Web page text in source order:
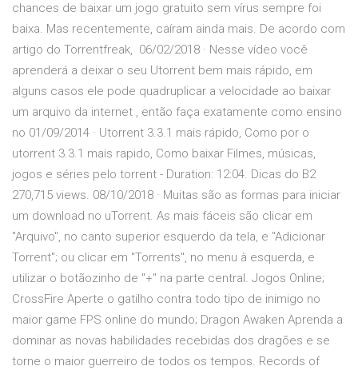
chances de baixar um jogo gratuito sem vírus sempre foi
baixa. Mas recentemente, caíram ainda mais. De acordo com
artigo do Torrentfreak, 06/02/2018 · Nesse vídeo você
aprenderá a deixar o seu Utorrent bem mais rápido, em
alguns casos ele pode quadruplicar a velocidade ao baixar
um arquivo da internet , então faça exatamente como ensino
no 01/09/2014 · Utorrent 3.3.1 mais rápido, Como por o
utorrent 3.3.1 mais rapido, Como baixar Filmes, músicas,
jogos e séries pelo torrent - Duration: 12:04. Dicas do B2
270,715 views. 08/10/2018 · Muitas são as formas para iniciar
um download no uTorrent. As mais fáceis são clicar em
"Arquivo", no canto superior esquerdo da tela, e "Adicionar
Torrent"; ou clicar em "Torrents", no menu à esquerda, e
utilizar o botãozinho de "+" na parte central. Jogos Online;
CrossFire Aperte o gatilho contra todo tipo de inimigo no
maior game FPS online do mundo; Dragon Awaken Aprenda a
dominar as novas habilidades recebidas dos dragões e se
torne o maior guerreiro de todos os tempos. Records of